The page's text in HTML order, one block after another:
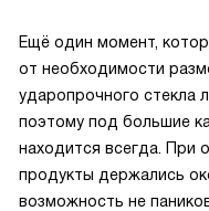
Ещё один момент,
от необходимости
ударопрочного стекла
поэтому под большие
находится всегда. При
продукты держались
возможность не